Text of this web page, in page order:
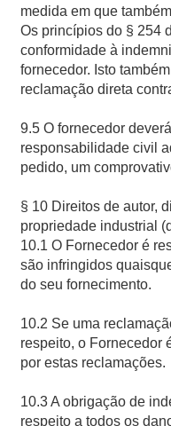
medida em que
Os princípios do § 254
conformidade à
fornecedor. Isto
reclamação direta
9.5 O fornecedor
responsabilidade civil
pedido, um
§ 10 Direitos de autor,
propriedade industrial
10.1 O Fornecedor é
são infringidos
do seu fornecimento.
10.2 Se uma
respeito, o Fornecedor
por estas reclamações.
10.3 A obrigação de
respeito a todos os